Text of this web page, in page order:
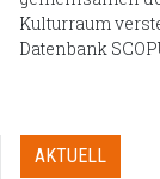
Kulturraum
Datenbank
AKTUELL